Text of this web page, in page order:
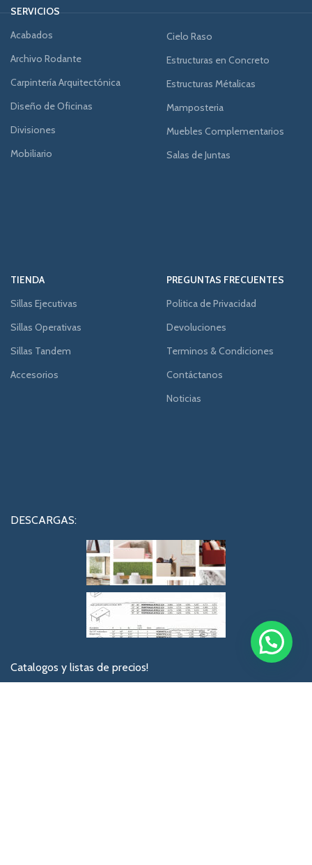
SERVICIOS
Acabados
Archivo Rodante
Carpintería Arquitectónica
Diseño de Oficinas
Divisiones
Mobiliario
Cielo Raso
Estructuras en Concreto
Estructuras Métalicas
Mamposteria
Muebles Complementarios
Salas de Juntas
TIENDA
Sillas Ejecutivas
Sillas Operativas
Sillas Tandem
Accesorios
PREGUNTAS FRECUENTES
Politica de Privacidad
Devoluciones
Terminos & Condiciones
Contáctanos
Noticias
DESCARGAS:
Catalogos y listas de precios!